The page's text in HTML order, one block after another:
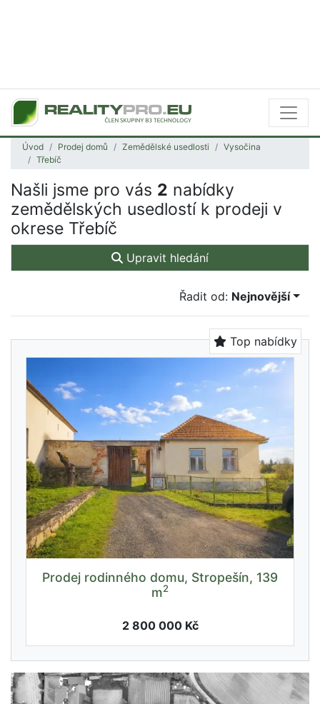
Úvod Prodej domů Zemědělské usedlosti
Vysočina
Třebíč
Našli jsme pro vás 2 nabídky
zemědělských usedlostí k prodeji v
okrese Třebíč
Upravit hledání
Řadit od: Nejnovější
Top nabídky
Prodej rodinného domu, Stropešín, 139
m2
2 800 000 Kč